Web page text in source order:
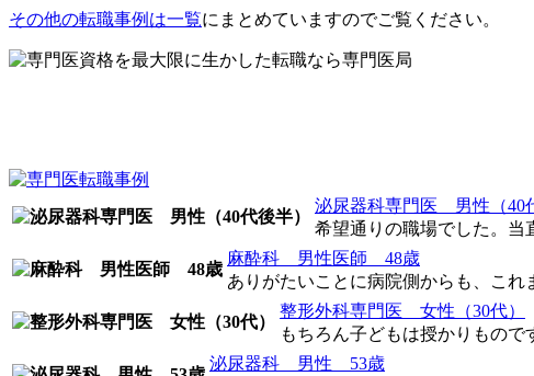
その他の転職事例は一覧にまとめていますのでご覧ください。
泌尿器科専門医 男性（40
希望通りの職場でした。当
麻酔科 男性医師 48歳
ありがたいことに病院側からも、これ
整形外科専門医 女性（30代）
もちろん子どもは授かりもので
泌尿器科 男性 53歳